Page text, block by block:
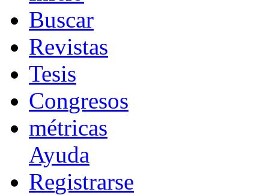
Buscar
Revistas
Tesis
Congresos
métricas
Ayuda
Registrarse